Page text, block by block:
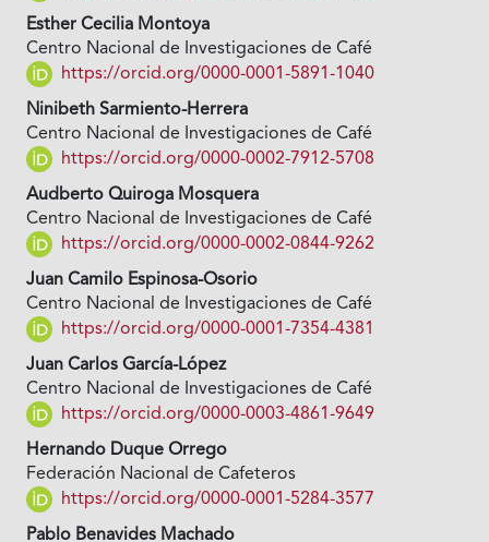
Esther Cecilia Montoya
Centro Nacional de Investigaciones de Café
https://orcid.org/0000-0001-5891-1040
Ninibeth Sarmiento-Herrera
Centro Nacional de Investigaciones de Café
https://orcid.org/0000-0002-7912-5708
Audberto Quiroga Mosquera
Centro Nacional de Investigaciones de Café
https://orcid.org/0000-0002-0844-9262
Juan Camilo Espinosa-Osorio
Centro Nacional de Investigaciones de Café
https://orcid.org/0000-0001-7354-4381
Juan Carlos García-López
Centro Nacional de Investigaciones de Café
https://orcid.org/0000-0003-4861-9649
Hernando Duque Orrego
Federación Nacional de Cafeteros
https://orcid.org/0000-0001-5284-3577
Pablo Benavides Machado